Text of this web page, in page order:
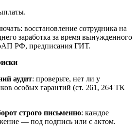
восстановление сотрудника на
заработка за время вынужденного
РФ, предписания ГИТ.
аудит: проверьте, нет ли у
особых гарантий (ст. 261, 264 ТК
строго письменно: каждое
— под подпись или с актом.